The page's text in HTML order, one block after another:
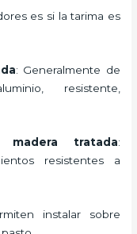
es si la tarima es
: Generalmente de
resistente,
madera tratada:
resistentes a
instalar sobre